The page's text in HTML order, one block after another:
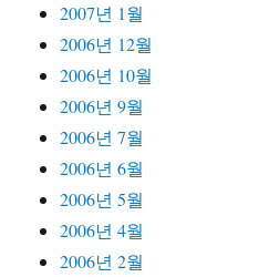
2007년 1월
2006년 12월
2006년 10월
2006년 9월
2006년 7월
2006년 6월
2006년 5월
2006년 4월
2006년 2월